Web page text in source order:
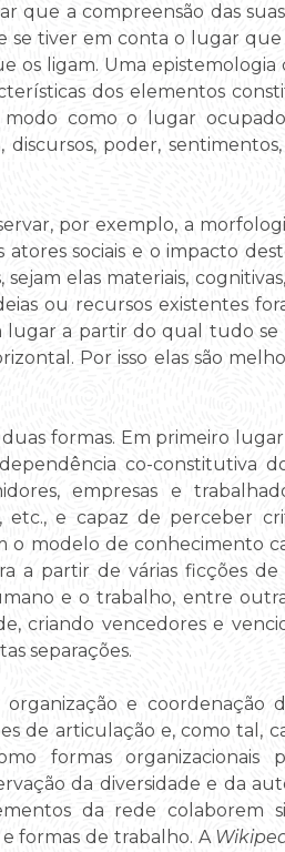
que a compreensão das
se tiver em conta o lugar
os ligam. Uma epistemologia
dos elementos
modo como o lugar
poder,
por exemplo, a
sociais e o impacto
elas materiais,
ou recursos existentes
a partir do qual tudo se
Por isso elas são
formas. Em primeiro
co-constitutiva
empresas e
etc., e capaz de perceber
modelo de conhecimento
a partir de várias ficções de
e o trabalho, entre
criando vencedores e
separações.
e coordenação
de articulação e, como tal,
formas organizacionais
da diversidade e da
da rede colaborem
formas de trabalho. A